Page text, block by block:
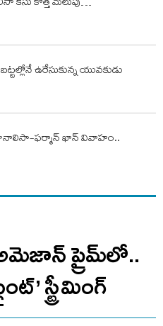
ఉరేసుకున్న యువ‌కుడు
ఫర్మాన్ ఖాన్ వివాహం..
అమెజాన్ ప్రైమ్‌లో..
స్ట్రీమింగ్